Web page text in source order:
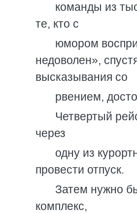
команды из
те, кто с
юмором
недоволен»,
высказывания со
рвением,
Четвертый
через
одну из
провести отпуск.
Затем нужно
комплекс,